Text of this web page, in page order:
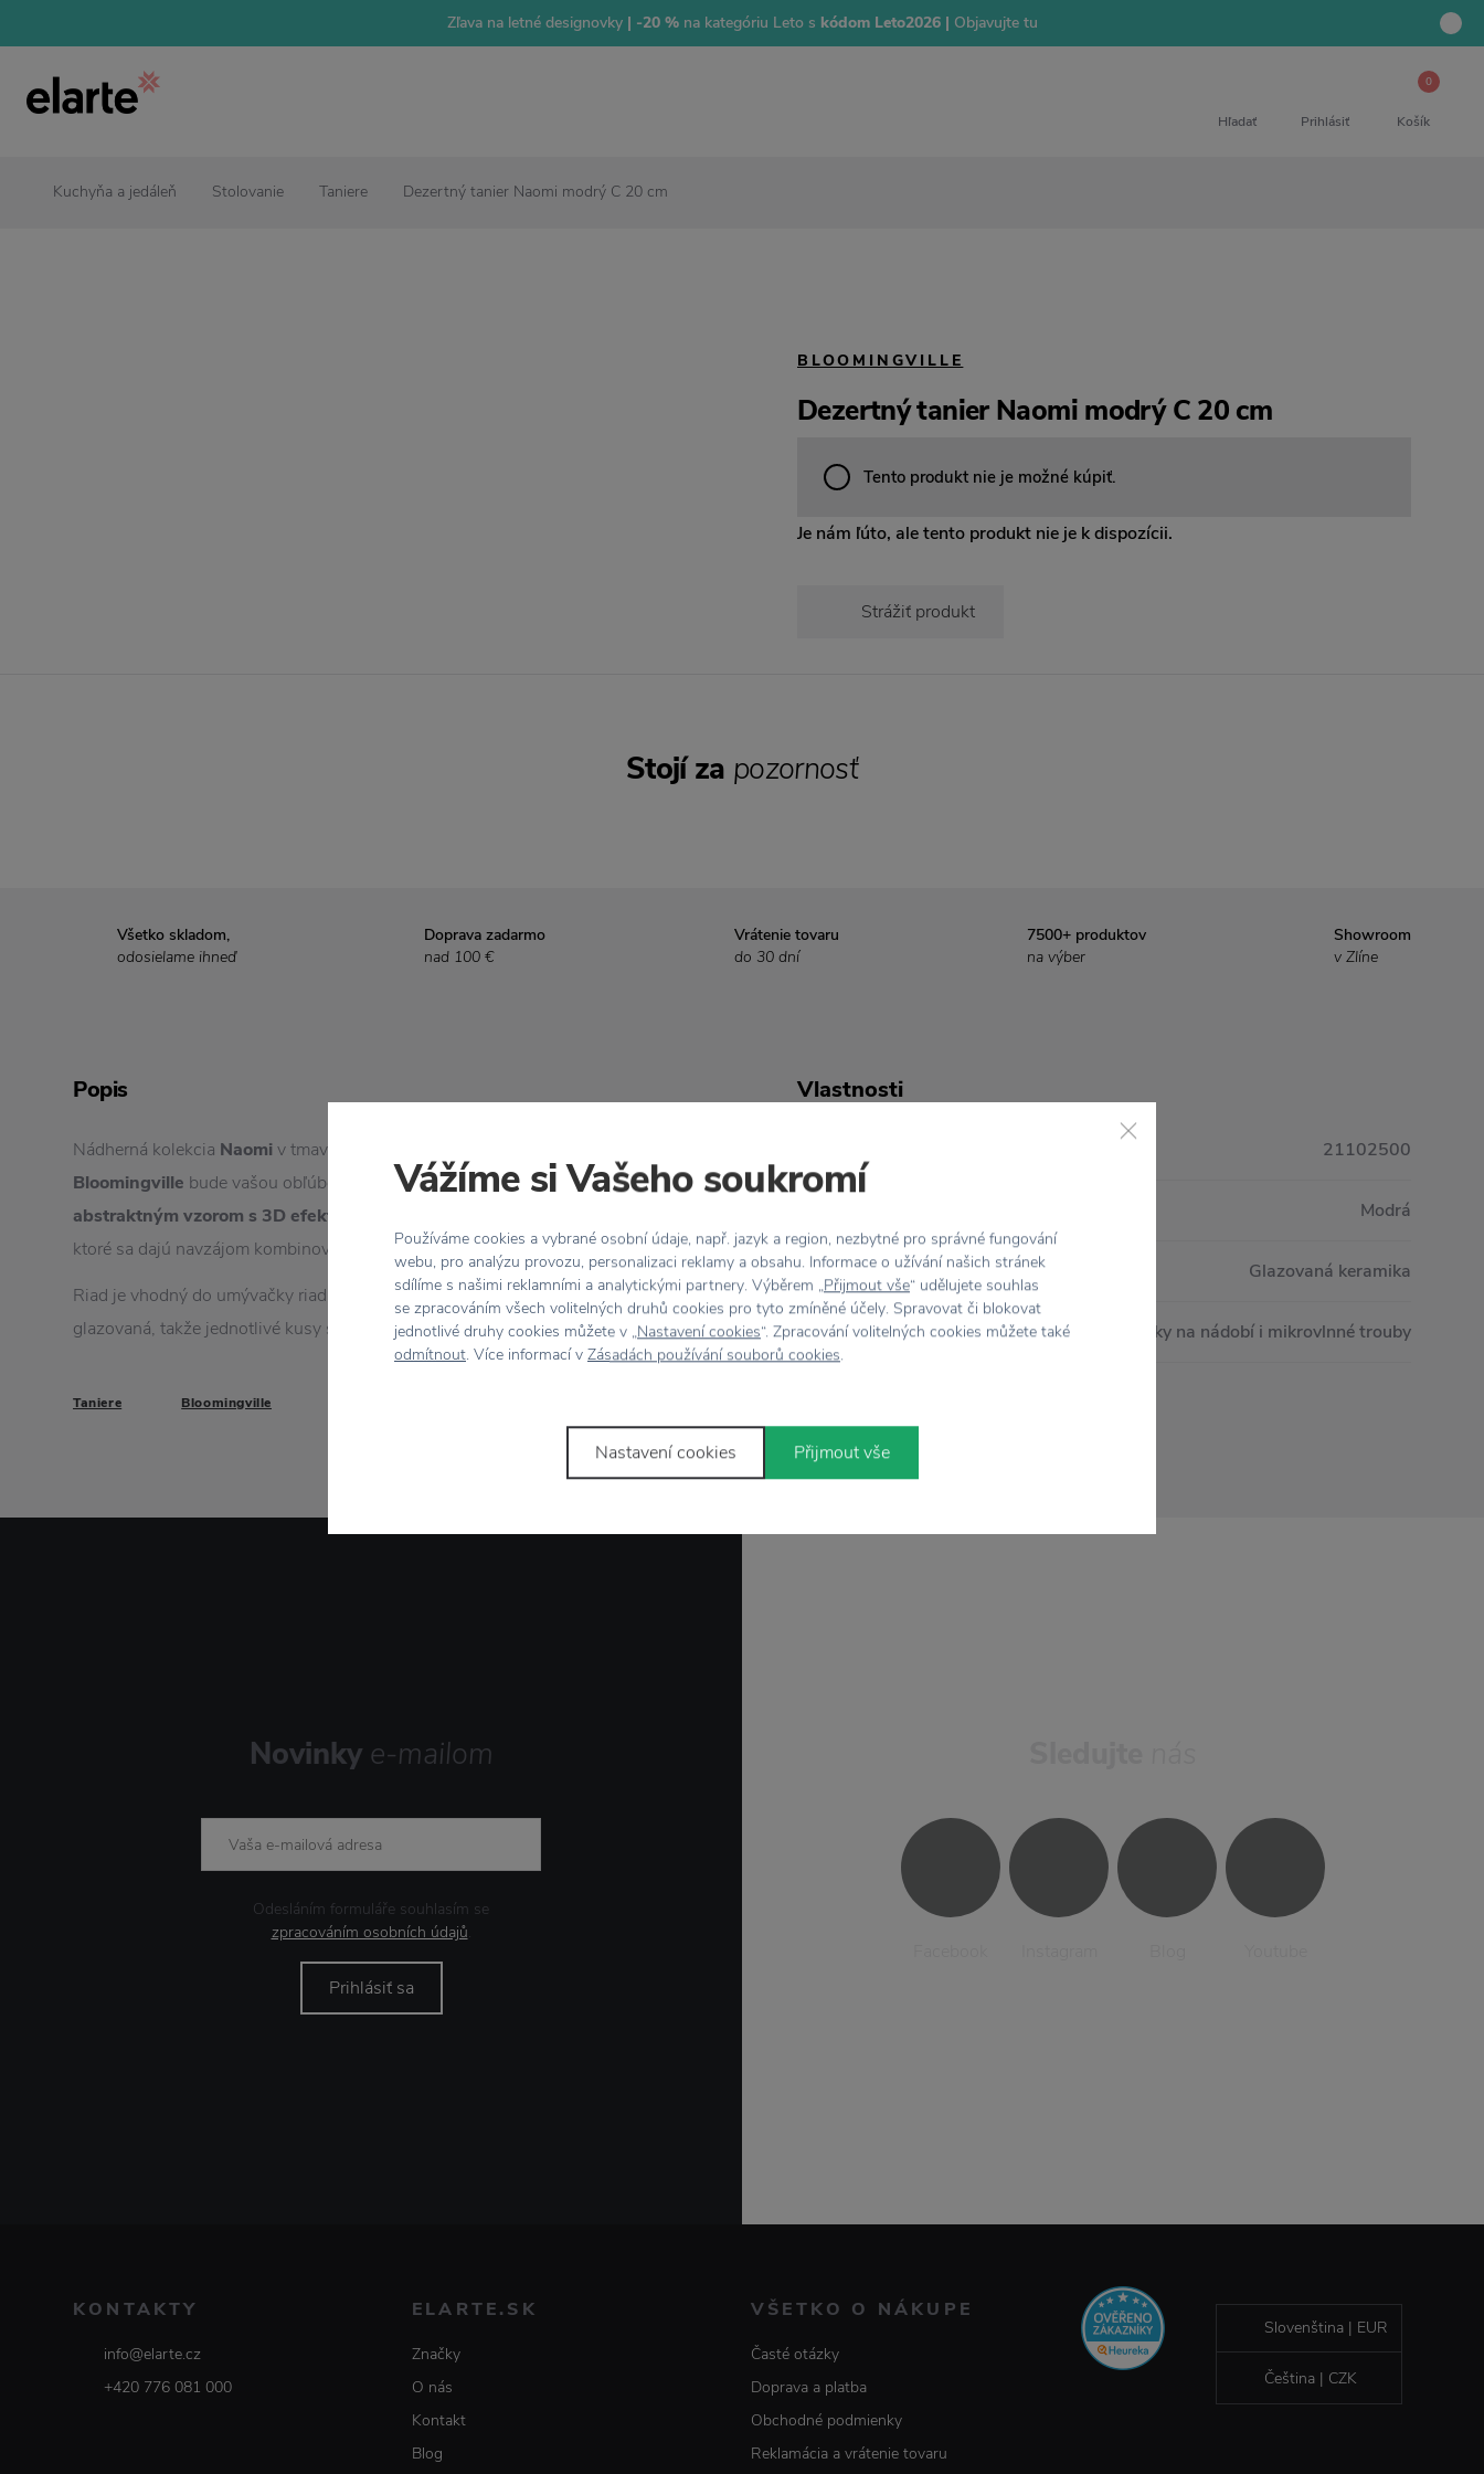
Zľava na letné designovky| -20 % na kategóriu Leto s kódom Leto2026 | Objavujte tu
Hľadať Prihlásiť
0
Košík
Kuchyňa a jedáleň Stolovanie Taniere Dezertný tanier Naomi modrý C 20 cm
BLOOMINGVILLE
Dezertný tanier Naomi modrý C 20 cm
Tento produkt nie je možné kúpiť.
Je nám ľúto, ale tento produkt nie je k dispozícii.
Strážiť produkt
Všetko skladom,
odosielame ihneď
Doprava zadarmo
nad 100 €
Vrátenie tovaru
do 30 dní
7500+ produktov
na výber
Showroom
v Zlíne
Popis
Nádherná kolekcia Naomiv tmavomodrej farbe od dánskej značky
Bloomingville bude vašou obľúbenou. Menší dezertný tanier je zdobený
abstraktným vzorom s 3D efektom
ktoré sa dajú navzájom kombinovať.
Riad je vhodný do umývačky riadu a mikrovlnnej rúry. Keramika je ručne
glazovaná, takže jednotlivé kusy sa môžu farebne líšiť.
Taniere Bloomingville
Vlastnosti
21102500
Modrá
Materiál Glazovaná keramika
Údržba Vhodný do myčky na nádobí i mikrovlnné trouby
Stojí za pozornosť
Novinky e-mailom
Odesláním formuláře souhlasím se
zpracováním osobních údajů.
Prihlásiť sa
KONTAKTY
info@elarte.cz
+420 776 081 000
ELARTE.SK
Značky
O nás
Kontakt
Blog
VŠETKO O NÁKUPE
Časté otázky
Doprava a platba
Obchodné podmienky
Reklamácia a vrátenie tovaru
Slovenština | EUR
Čeština | CZK
Vážíme si Vašeho soukromí
Používáme cookies a vybrané osobní údaje, např. jazyk a region, nezbytné pro správné fungování
webu, pro analýzu provozu, personalizaci reklamy a obsahu. Informace o užívání našich stránek
sdílíme s našimi reklamními a analytickými partnery. Výběrem „Přijmout vše“ udělujete souhlas
se zpracováním všech volitelných druhů cookies pro tyto zmíněné účely. Spravovat či blokovat
jednotlivé druhy cookies můžete v „Nastavení cookies“. Zpracování volitelných cookies můžete také
odmítnout. Více informací v Zásadách používání souborů cookies.
Nastavení cookies Přijmout vše